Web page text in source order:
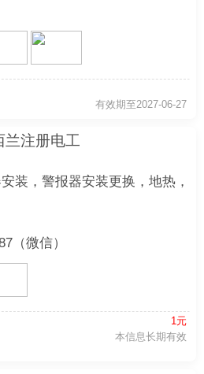
有效期至2027-06-27
兰注册电工
装，警报器安装更换，地热，
（微信）
1元
本信息长期有效